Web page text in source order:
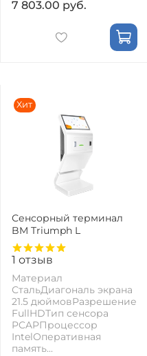
7 803.00 руб.
Хит
Сенсорный терминал
BM Triumph L
1 отзыв
Материал
СтальДиагональ экрана
21.5 дюймовРазрешение
FullHDТип сенсора
PCAPПроцессор
IntelОперативная
память...